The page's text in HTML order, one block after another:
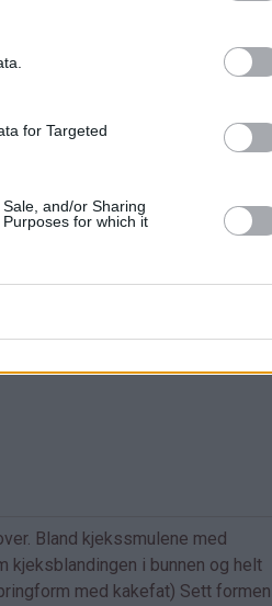
for Targeted
and/or Sharing
for which it
Bland kjekssmulene med
kjeksblandingen i bunnen og helt
med kakefat) Sett formen